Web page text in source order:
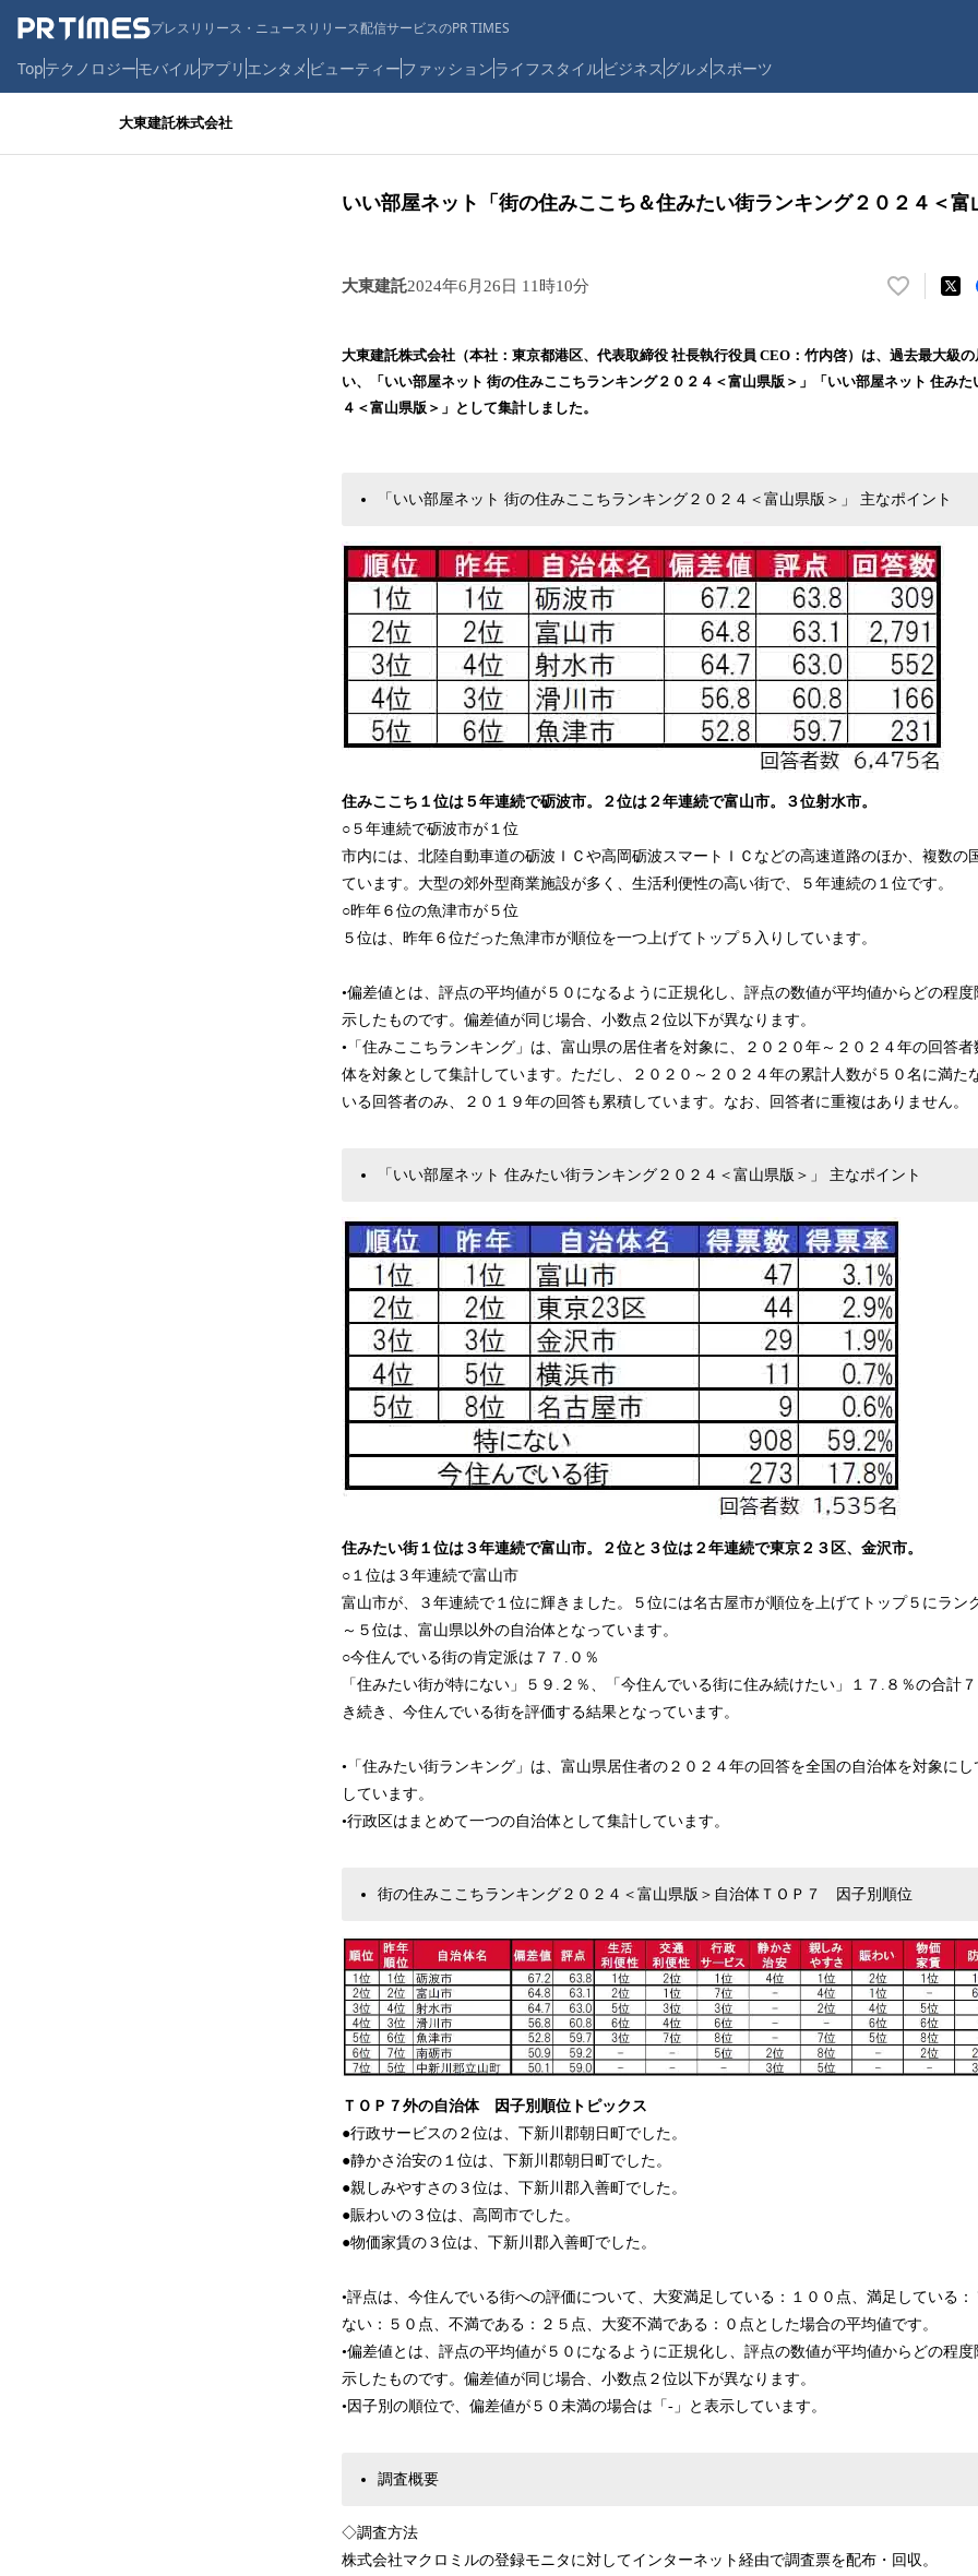
プレスリリース・ニュースリリース配信サービスのPR TIMES
Topテクノロジーモバイルアプリ エンタメ ビューティーファッションライフスタイルビジネス グルメ スポーツ
大東建託株式会社
いい部屋ネット「街の住みここち＆住みたい街ランキング２０２４＜富
大東建託2024年6月26日 11時10分
い
！
数
み
で
す
大東建託株式会社（本社：東京都港区、代表取締役 社長執行役員 CEO：竹内啓）は、過去最大級
い、「いい部屋ネット 街の住みここちランキング２０２４＜富山県版＞」「いい部屋ネット 住みた
４＜富山県版＞」として集計しました。
「いい部屋ネット 街の住みここちランキング２０２４＜富山県版＞」 主なポイント
住みここち１位は５年連続で砺波市。２位は２年連続で富山市。３位射水市。
○５年連続で砺波市が１位
市内には、北陸自動車道の砺波ＩＣや高岡砺波スマートＩＣなどの高速道路のほか、複数の
ています。大型の郊外型商業施設が多く、生活利便性の高い街で、５年連続の１位です。
○昨年６位の魚津市が５位
５位は、昨年６位だった魚津市が順位を一つ上げてトップ５入りしています。
•偏差値とは、評点の平均値が５０になるように正規化し、評点の数値が平均値からどの程
示したものです。偏差値が同じ場合、小数点２位以下が異なります。
•「住みここちランキング」は、富山県の居住者を対象に、２０２０年～２０２４年の回答
体を対象として集計しています。ただし、２０２０～２０２４年の累計人数が５０名に満た
いる回答者のみ、２０１９年の回答も累積しています。なお、回答者に重複はありません。
「いい部屋ネット 住みたい街ランキング２０２４＜富山県版＞」 主なポイント
住みたい街１位は３年連続で富山市。２位と３位は２年連続で東京２３区、金沢市。
○１位は３年連続で富山市
富山市が、３年連続で１位に輝きました。５位には名古屋市が順位を上げてトップ５にラン
～５位は、富山県以外の自治体となっています。
○今住んでいる街の肯定派は７７.０％
「住みたい街が特にない」５９.２％、「今住んでいる街に住み続けたい」１７.８％の合計７
き続き、今住んでいる街を評価する結果となっています。
•「住みたい街ランキング」は、富山県居住者の２０２４年の回答を全国の自治体を対象に
しています。
•行政区はまとめて一つの自治体として集計しています。
街の住みここちランキング２０２４＜富山県版＞自治体ＴＯＰ７ 因子別順位
ＴＯＰ７外の自治体 因子別順位トピックス
●行政サービスの２位は、下新川郡朝日町でした。
●静かさ治安の１位は、下新川郡朝日町でした。
●親しみやすさの３位は、下新川郡入善町でした。
●賑わいの３位は、高岡市でした。
●物価家賃の３位は、下新川郡入善町でした。
•評点は、今住んでいる街への評価について、大変満足している：１００点、満足している：
ない：５０点、不満である：２５点、大変不満である：０点とした場合の平均値です。
•偏差値とは、評点の平均値が５０になるように正規化し、評点の数値が平均値からどの程
示したものです。偏差値が同じ場合、小数点２位以下が異なります。
•因子別の順位で、偏差値が５０未満の場合は「-」と表示しています。
調査概要
◇調査方法
株式会社マクロミルの登録モニタに対してインターネット経由で調査票を配布・回収。